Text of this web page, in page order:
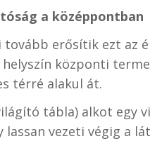
a középpontban
erősítik ezt az
központi
térré alakul át.
tábla) alkot egy
lassan vezeti végig a